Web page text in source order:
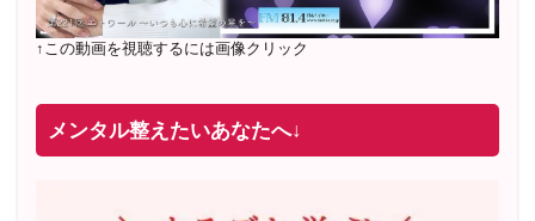
↑この動画を視聴するには画像クリック
メンタル整えたいあなたへ↓